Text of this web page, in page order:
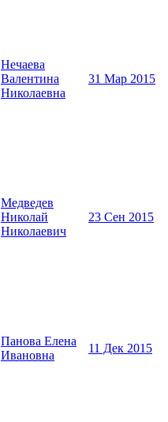
Нечаева
Валентина
Николаевна
31 Мар 2015
Медведев
Николай
Николаевич
23 Сен 2015
Панова Елена
Ивановна
11 Дек 2015